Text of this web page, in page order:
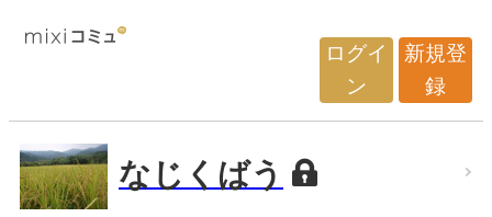
ログイ
ン
新規登
録
なじくばう